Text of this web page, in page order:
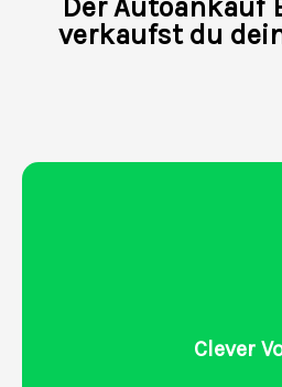
Der Autoankauf
verkaufst du
Clever